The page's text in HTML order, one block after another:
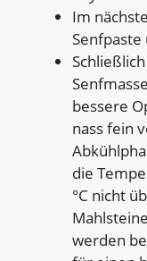
Im
bessere
nass fein
die
°C nicht
werden